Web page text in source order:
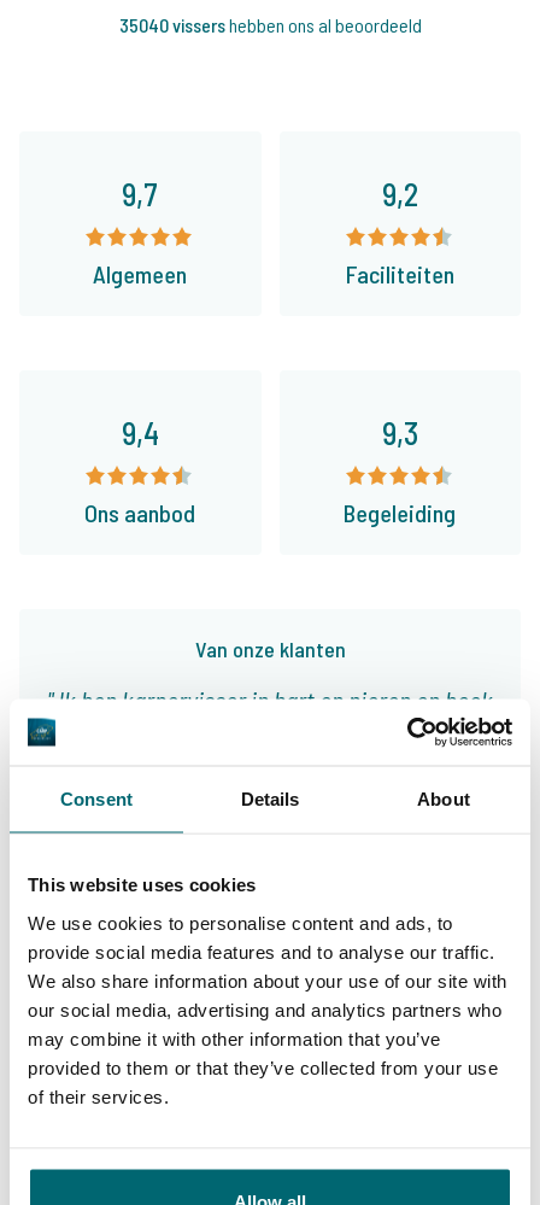
Consent Details About
This website uses cookies
We use cookies to personalise content and ads, to
provide social media features and to analyse our traffic.
We also share information about your use of our site with
our social media, advertising and analytics partners who
may combine it with other information that you’ve
provided to them or that they’ve collected from your use
of their services.
Allow all
35040 vissershebben ons al beoordeeld
9,7
Algemeen
9,2
Faciliteiten
Van onze klanten
Ik ben karpervisser in hart en nieren en boek
sinds een jaar of 5 mijn visvakanties bij The
Alles wordt altijd prima verzorgd en de
reisdocumenten zijn ruim op tijd en zeer
overzichtelijk. Er staan al weer verschillende
trips in de planning en ik kijk er enorm naar
uit!
9/10 Leo Reichholdt
9,4
Ons aanbod
9,3
Begeleiding